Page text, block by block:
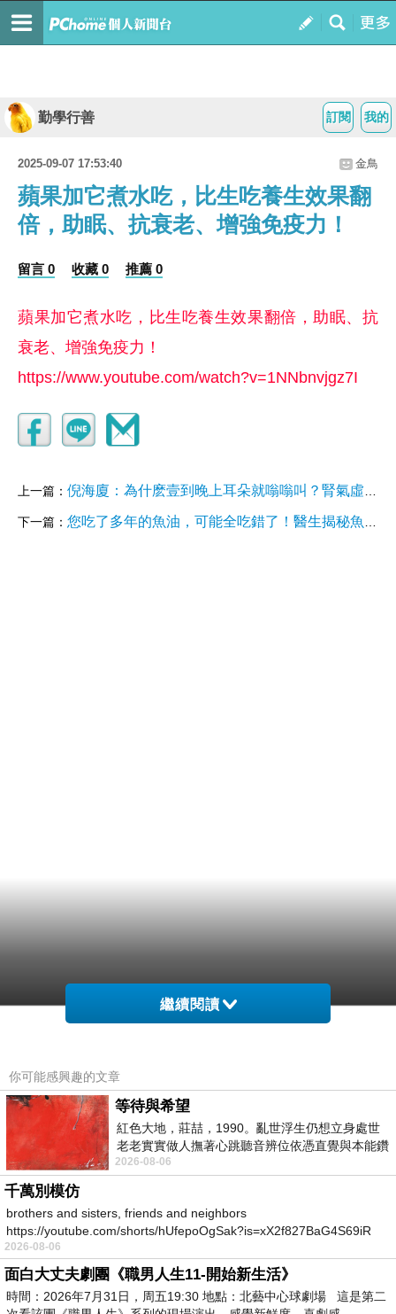
我的
訂閱
勤學行善
2025-09-07 17:53:40 金鳥
蘋果加它煮水吃，比生吃養生效果翻
倍，助眠、抗衰老、增強免疫力！
留言 0 收藏 0 推薦 0
蘋果加它煮水吃，比生吃養生效果翻倍，助眠、抗
衰老、增強免疫力！
https://www.youtube.com/watch?v=1NNbnvjgz7I
上一篇： 倪海廈：為什麽壹到晚上耳朵就嗡嗡叫？腎氣虛是幕後黑手，兩味藥簡單調理，遠離耳鳴腦鳴！
下一篇： 您吃了多年的魚油，可能全吃錯了！醫生揭秘魚油“5大功效”，點名“3種人”千萬別碰！
繼續閱讀
你可能感興趣的文章
等待與希望
紅色大地，莊喆，1990。亂世浮生仍想立身處世
老老實實做人撫著心跳聽音辨位依憑直覺與本能鑽
向裂隙的亮處探索另一個心聲另一個共鳴的
2026-08-06
千萬別模仿
brothers and sisters, friends and neighbors
https://youtube.com/shorts/hUfepoOgSak?is=xX2f827BaG4S69iR
https
2026-08-06
面白大丈夫劇團《職男人生11-開始新生活》
時間：2026年7月31日，周五19:30 地點：北藝中心球劇場 這是第二